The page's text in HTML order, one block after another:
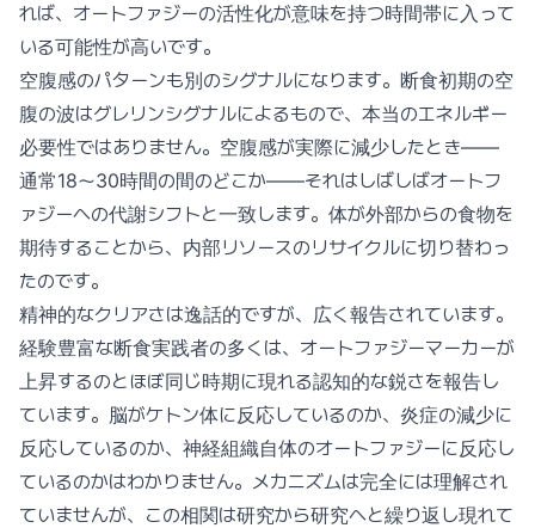
れば、オートファジーの活性化が意味を持つ時間帯に入って
いる可能性が高いです。
空腹感のパターンも別のシグナルになります。断食初期の空
腹の波はグレリンシグナルによるもので、本当のエネルギー
必要性ではありません。空腹感が実際に減少したとき——
通常18〜30時間の間のどこか——それはしばしばオートフ
ァジーへの代謝シフトと一致します。体が外部からの食物を
期待することから、内部リソースのリサイクルに切り替わっ
たのです。
精神的なクリアさは逸話的ですが、広く報告されています。
経験豊富な断食実践者の多くは、オートファジーマーカーが
上昇するのとほぼ同じ時期に現れる認知的な鋭さを報告し
ています。脳がケトン体に反応しているのか、炎症の減少に
反応しているのか、神経組織自体のオートファジーに反応し
ているのかはわかりません。メカニズムは完全には理解され
ていませんが、この相関は研究から研究へと繰り返し現れて